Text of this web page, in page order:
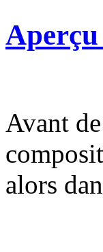
Avant
alors